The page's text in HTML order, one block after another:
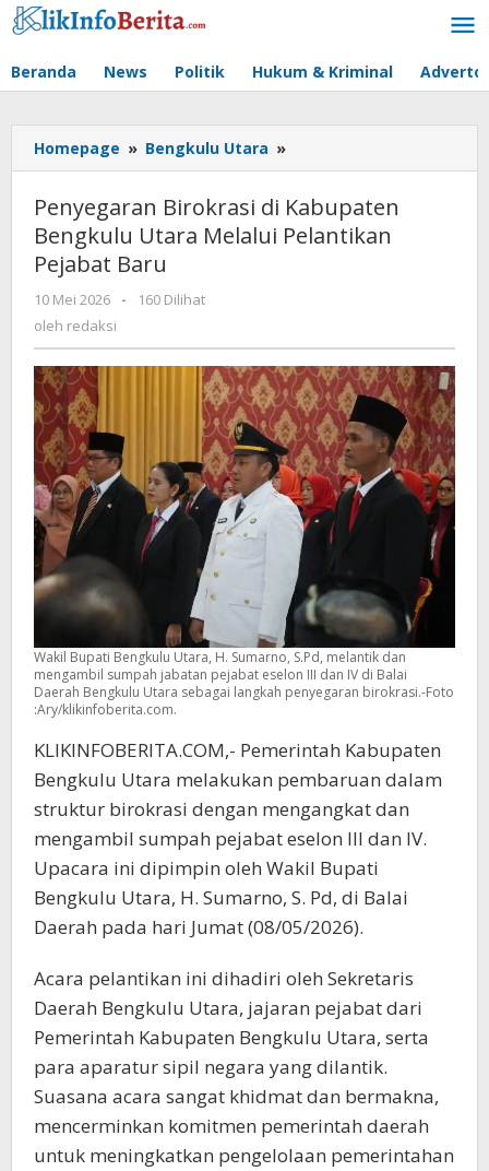
Lewati
ke
Beranda News Politik Hukum & Kriminal
Homepage » Bengkulu Utara »
Birokrasi
Kabupaten
Bengkulu
Baru
Penyegaran Birokrasi di Kabupaten
Bengkulu Utara Melalui Pelantikan
Pejabat Baru
10 Mei 2026
oleh
-
160 Dilihat
oleh redaksi
Wakil Bupati Bengkulu Utara, H. Sumarno, S.Pd, melantik dan
mengambil sumpah jabatan pejabat eselon III dan IV di Balai
Daerah Bengkulu Utara sebagai langkah penyegaran birokrasi.-Foto
:Ary/klikinfoberita.com.
KLIKINFOBERITA.COM,- Pemerintah Kabupaten
Bengkulu Utara melakukan pembaruan dalam
struktur birokrasi dengan mengangkat dan
mengambil sumpah pejabat eselon III dan IV.
Upacara ini dipimpin oleh Wakil Bupati
Bengkulu Utara, H. Sumarno, S. Pd, di Balai
Daerah pada hari Jumat (08/05/2026).
Acara pelantikan ini dihadiri oleh Sekretaris
Daerah Bengkulu Utara, jajaran pejabat dari
Pemerintah Kabupaten Bengkulu Utara, serta
para aparatur sipil negara yang dilantik.
Suasana acara sangat khidmat dan bermakna,
mencerminkan komitmen pemerintah daerah
untuk meningkatkan pengelolaan pemerintahan